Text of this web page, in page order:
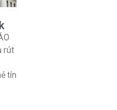
rút
tín